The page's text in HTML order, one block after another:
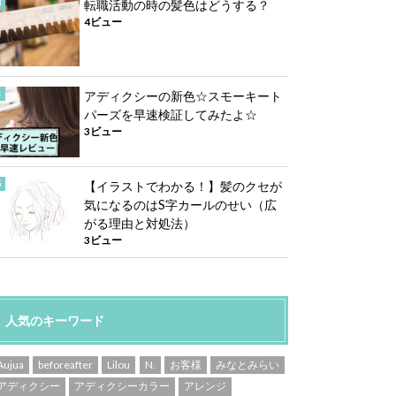
転職活動の時の髪色はどうする？
4ビュー
アディクシーの新色☆スモーキート
パーズを早速検証してみたよ☆
3ビュー
【イラストでわかる！】髪のクセが
気になるのはS字カールのせい（広
がる理由と対処法）
3ビュー
人気のキーワード
beforeafter Lilou N. お客様
みなとみらい
ディクシー
アディクシーカラー アレンジ